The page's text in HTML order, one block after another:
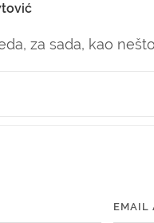
za sada, kao
EMAIL